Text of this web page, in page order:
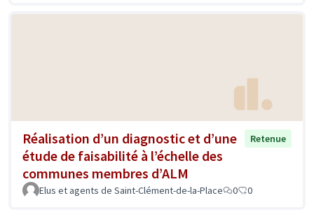
Réalisation d’un diagnostic et d’une
étude de faisabilité à l’échelle des
communes membres d’ALM
Retenue
Elus et agents de Saint-Clément-de-la-Place 0 0